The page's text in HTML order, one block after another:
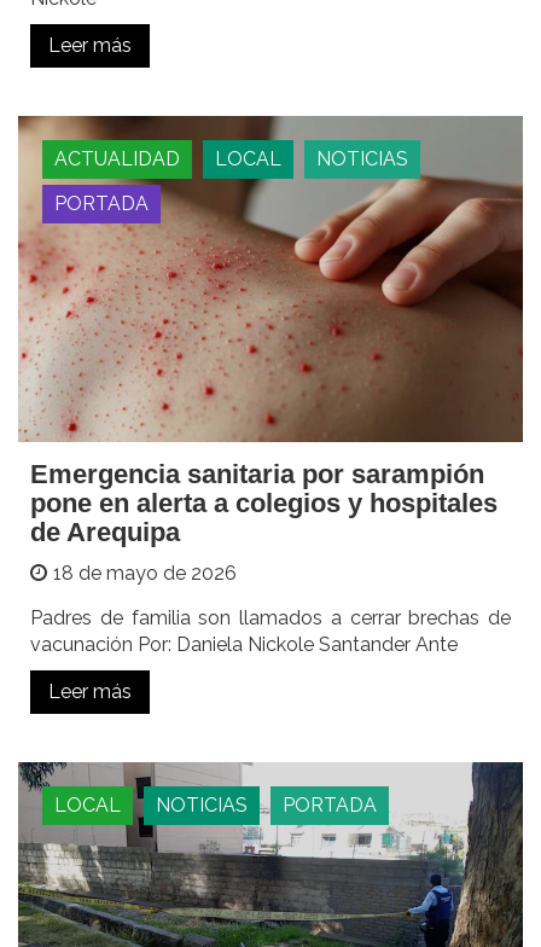
Leer más
ACTUALIDAD LOCAL
NOTICIAS
PORTADA
Emergencia sanitaria por sarampión
pone en alerta a colegios y hospitales
de Arequipa
18 de mayo de 2026
Padres de familia son llamados a cerrar brechas de
vacunación Por: Daniela Nickole Santander Ante
Leer más
LOCAL NOTICIAS PORTADA